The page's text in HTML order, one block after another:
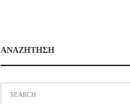
ΑΝΑΖΗΤΗΣΗ